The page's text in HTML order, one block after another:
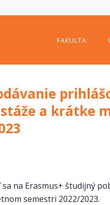
FAKULTA
a krátke
na Erasmus+ študijný
semestri 2022/2023.